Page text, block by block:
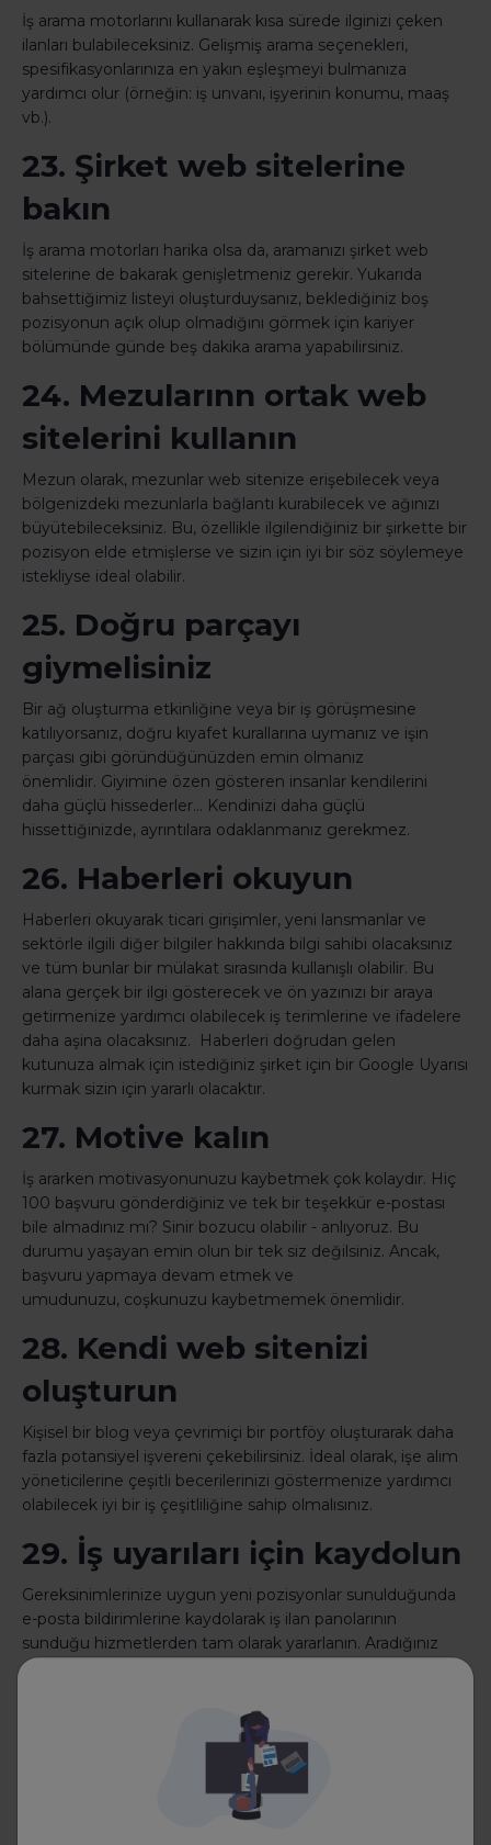
İş arama motorlarını kullanarak kısa sürede ilginizi çeken
ilanları bulabileceksiniz. Gelişmiş arama seçenekleri,
spesifikasyonlarınıza en yakın eşleşmeyi bulmanıza
yardımcı olur (örneğin: iş unvanı, işyerinin konumu, maaş
vb.).
23. Şirket web sitelerine
bakın
İş arama motorları harika olsa da, aramanızı şirket web
sitelerine de bakarak genişletmeniz gerekir. Yukarıda
bahsettiğimiz listeyi oluşturduysanız, beklediğiniz boş
pozisyonun açık olup olmadığını görmek için kariyer
bölümünde günde beş dakika arama yapabilirsiniz.
24. Mezularınn ortak web
sitelerini kullanın
Mezun olarak, mezunlar web sitenize erişebilecek veya
bölgenizdeki mezunlarla bağlantı kurabilecek ve ağınızı
büyütebileceksiniz. Bu, özellikle ilgilendiğiniz bir şirkette bir
pozisyon elde etmişlerse ve sizin için iyi bir söz söylemeye
istekliyse ideal olabilir.
25. Doğru parçayı
giymelisiniz
Bir ağ oluşturma etkinliğine veya bir iş görüşmesine
katılıyorsanız, doğru kıyafet kurallarına uymanız ve işin
parçası gibi göründüğünüzden emin olmanız
önemlidir. Giyimine özen gösteren insanlar kendilerini
daha güçlü hissederler... Kendinizi daha güçlü
hissettiğinizde, ayrıntılara odaklanmanız gerekmez.
26. Haberleri okuyun
Haberleri okuyarak ticari girişimler, yeni lansmanlar ve
sektörle ilgili diğer bilgiler hakkında bilgi sahibi olacaksınız
ve tüm bunlar bir mülakat sırasında kullanışlı olabilir. Bu
alana gerçek bir ilgi gösterecek ve ön yazınızı bir araya
getirmenize yardımcı olabilecek iş terimlerine ve ifadelere
daha aşina olacaksınız. Haberleri doğrudan gelen
kutunuza almak için istediğiniz şirket için bir Google Uyarısı
kurmak sizin için yararlı olacaktır.
27. Motive kalın
İş ararken motivasyonunuzu kaybetmek çok kolaydır. Hiç
100 başvuru gönderdiğiniz ve tek bir teşekkür e-postası
bile almadınız mı? Sinir bozucu olabilir - anlıyoruz. Bu
durumu yaşayan emin olun bir tek siz değilsiniz. Ancak,
başvuru yapmaya devam etmek ve
umudunuzu, coşkunuzu kaybetmemek önemlidir.
28. Kendi web sitenizi
oluşturun
Kişisel bir blog veya çevrimiçi bir portföy oluşturarak daha
fazla potansiyel işvereni çekebilirsiniz. İdeal olarak, işe alım
yöneticilerine çeşitli becerilerinizi göstermenize yardımcı
olabilecek iyi bir iş çeşitliliğine sahip olmalısınız.
29. İş uyarıları için kaydolun
Gereksinimlerinize uygun yeni pozisyonlar sunulduğunda
e-posta bildirimlerine kaydolarak iş ilan panolarının
sunduğu hizmetlerden tam olarak yararlanın. Aradığınız
şey hakkında ne kadar çok ayrıntı verirseniz, sonuçlar o
30. Referanslarınızı
Kişi adları, telefon numaraları, e-posta adresleri, iş unvanları